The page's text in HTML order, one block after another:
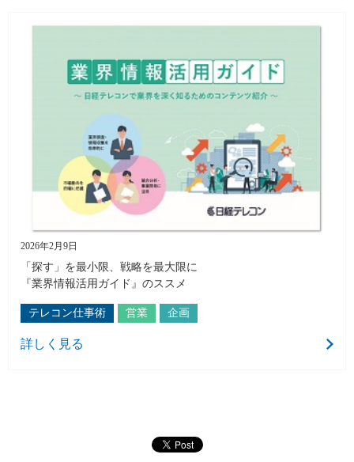
2026年2月9日
「探す」を最小限、戦略を最大限に
『業界情報活用ガイド』のススメ
テレコン仕事術 営業 企画
詳しく見る